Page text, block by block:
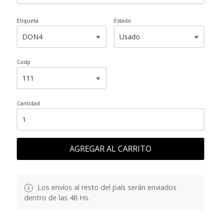
Etiqueta Estado
Codp
Cantidad
AGREGAR AL CARRITO
Los envíos al resto del país serán enviados
dentro de las 48 Hs.